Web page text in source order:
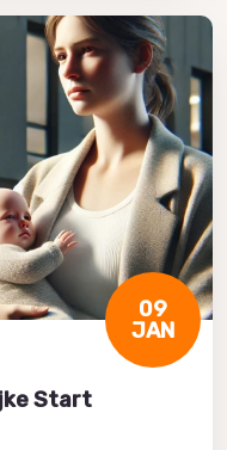
09
JAN
Start